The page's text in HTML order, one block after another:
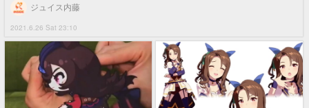
2021.6.26 Sat 23:10
ジュイス内藤